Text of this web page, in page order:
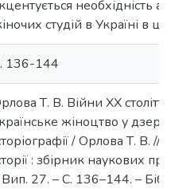
необхідність
студій в Україні в
136-144
Т. В. Війни ХХ століття
жіноцтво у
/ Орлова Т. В. //
: збірник наукових
27. – С. 136–144. –